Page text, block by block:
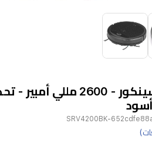
مكنسة الروبوت سينكور - 2600
SRV4200BK-